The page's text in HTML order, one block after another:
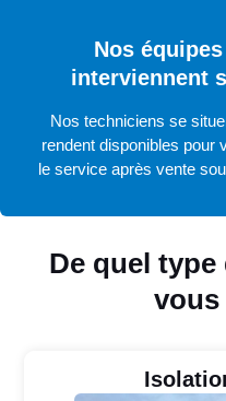
De quel
vous
Nos
interviennent
Nos techniciens se
rendent disponibles pour
le service après vente